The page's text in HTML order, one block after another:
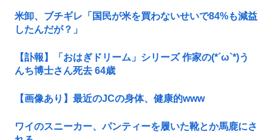
米卸、ブチギレ「国民が米を買わないせいで84%も減益
したんだが？」
【訃報】「おはぎドリーム」シリーズ 作家の(*´ω`*)う
んち博士さん死去 64歳
【画像あり】最近のJCの身体、健康的www
ワイのスニーカー、パンティーを履いた靴とか馬鹿にさ